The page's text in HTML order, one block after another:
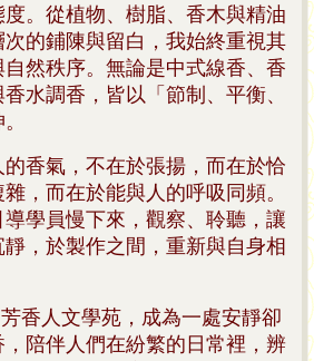
。從植物、樹脂、香木與精油
的鋪陳與留白，我始終重視其
然秩序。無論是中式線香、香
水調香，皆以「節制、平衡、
香氣，不在於張揚，而在於恰
，而在於能與人的呼吸同頻。
學員慢下來，觀察、聆聽，讓
，於製作之間，重新與自身相
香人文學苑，成為一處安靜卻
陪伴人們在紛繁的日常裡，辨